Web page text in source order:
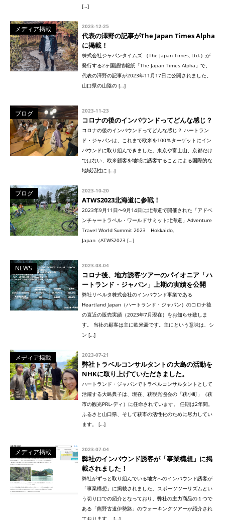
[…]
メディア掲載 2023-12-25
代表の澤野の記事がThe Japan Times Alpha
に掲載！
株式会社ジャパンタイムズ （The Japan Times, Ltd.）が
発行する2ヶ国語情報紙「The Japan Times Alpha」で、
代表の澤野の記事が2023年11月17日に公開されました。
山口県の山陰の […]
ブログ 2023-11-23
コロナの後のインバウンドってどんな感じ？
コロナの後のインバウンドってどんな感じ？ ハートラン
ド・ジャパンは、これまで欧米を100％ターゲットにイン
バウンドに取り組んできました。東京や富士山、京都だけ
ではない、欧米顧客を地域に誘客することによる国際的な
地域活性に […]
ブログ 2023-10-20
ATWS2023北海道に参戦！
2023年9月11日〜9月14日に北海道で開催された「アドベ
ンチャートラベル・ワールドサミット北海道」Adventure
Travel World Summit 2023 Hokkaido,
Japan（ATWS2023 […]
NEWS 2023-08-04
コロナ後、地方誘客ツアーのパイオニア「ハ
ートランド・ジャパン」上期の実績を公開
弊社リベルタ株式会社のインバウンド事業である
Heartland Japan（ハートランド・ジャパン）のコロナ後
の直近の販売実績（2023年7月現在）をお知らせ致しま
す。 当社の顧客は主に欧米豪です。主にという意味は、シ
ン […]
メディア掲載 2023-07-21
弊社トラベルコンサルタントの大島の活動を
NHKに取り上げていただきました。
ハートランド・ジャパンでトラベルコンサルタントとして
活躍する大島典子は、現在、萩観光協会の「萩小町」（萩
市の観光PRレディ）に任命されています。 任期は2年間。
ふるさと山口県、そして萩市の活性化のために尽力してい
ます。 […]
メディア掲載 2023-07-04
弊社のインバウンド誘客が「事業構想」に掲
載されました！
弊社がずっと取り組んでいる地方へのインバウンド誘客が
「事業構想」に掲載されました。スポーツツーリズムとい
う切り口での紹介となっており、弊社の主力商品の１つで
ある「熊野古道伊勢路」のウォーキングツアーが紹介され
ております。 […]